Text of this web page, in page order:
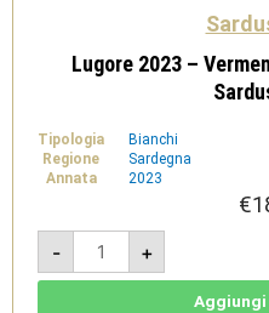
Lugore 2023 –
Tipologia
Bianchi
Regione
Sardegna
Annata
2023
€
-
Lugore
2023
-
Vermentino
+